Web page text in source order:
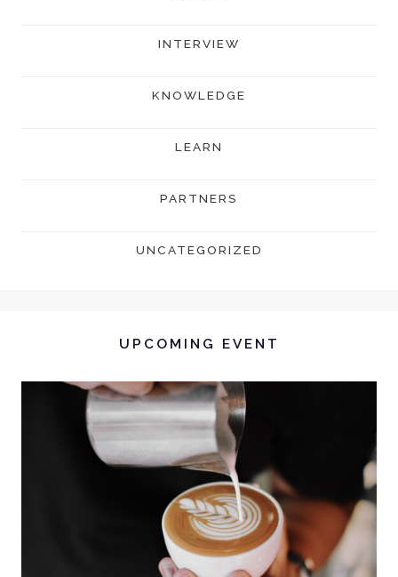
INTERVIEW
KNOWLEDGE
LEARN
PARTNERS
UNCATEGORIZED
UPCOMING EVENT